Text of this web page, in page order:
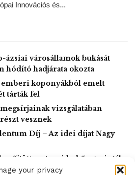
your privacy
hozzá.
thought to be for
pollution has
been recorded in
& sediments, &
ice
6NksZJDgWI
aM2B15OcC2
Skcni14v1U
lqm3bfNPA1
marketing cookies and
this content
Innovációs és...
ázsiai városállamok bukását
hódító hadjárata okozta
koponyákból emelt
tárták fel
vizsgálatában
vesznek
Díj – Az idei díjat Nagy
gyűjtött aszteroida-kőzetminták
érkeztek meg